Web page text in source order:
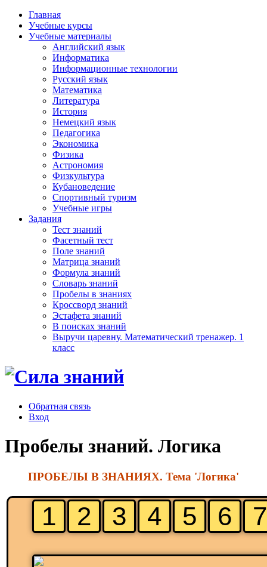
Главная
Учебные курсы
Учебные материалы
Английский язык
Информатика
Информационные технологии
Русский язык
Математика
Литература
История
Немецкий язык
Педагогика
Экономика
Физика
Астрономия
Физкультура
Кубановедение
Спортивный туризм
Учебные игры
Задания
Тест знаний
Фасетный тест
Поле знаний
Матрица знаний
Формула знаний
Словарь знаний
Пробелы в знаниях
Кроссворд знаний
Эстафета знаний
В поисках знаний
Выручи царевну. Математический тренажер. 1
класс
Обратная связь
Вход
Пробелы знаний. Логика
ПРОБЕЛЫ В ЗНАНИЯХ. Тема 'Логика'
1 2 3 4 5 6 7